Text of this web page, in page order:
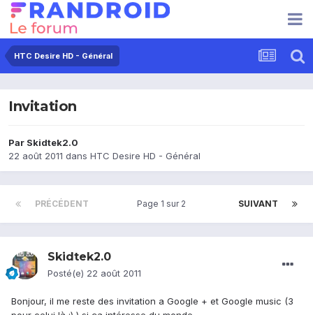
HTC Desire HD - Général
Invitation
Par Skidtek2.0
22 août 2011 dans HTC Desire HD - Général
PRÉCÉDENT SUIVANT
Page 1 sur 2
Skidtek2.0
Posté(e) 22 août 2011
Bonjour, il me reste des invitation a Google + et Google music (3